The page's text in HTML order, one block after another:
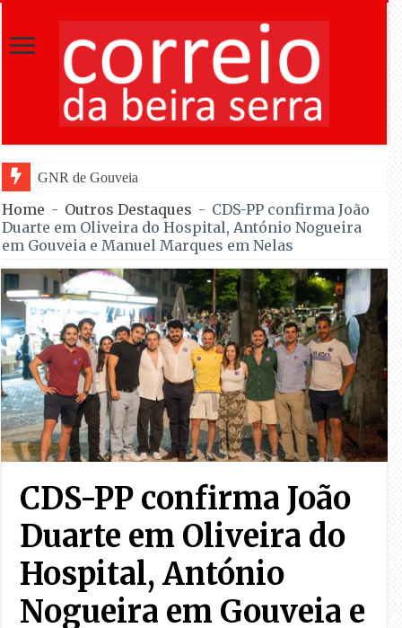
GNR de Gouveia desmantelou alegada rede de furto
Home - Outros Destaques - CDS-PP confirma João
Duarte em Oliveira do Hospital, António Nogueira
em Gouveia e Manuel Marques em Nelas
CDS-PP confirma João
Duarte em Oliveira do
Hospital, António
Nogueira em Gouveia e